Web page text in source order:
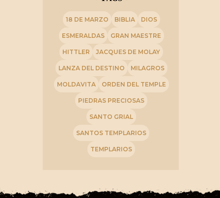
18 DE MARZO BIBLIA DIOS
ESMERALDAS GRAN MAESTRE
HITTLER JACQUES DE MOLAY
LANZA DEL DESTINO MILAGROS
MOLDAVITA ORDEN DEL TEMPLE
PIEDRAS PRECIOSAS
SANTO GRIAL
SANTOS TEMPLARIOS
TEMPLARIOS